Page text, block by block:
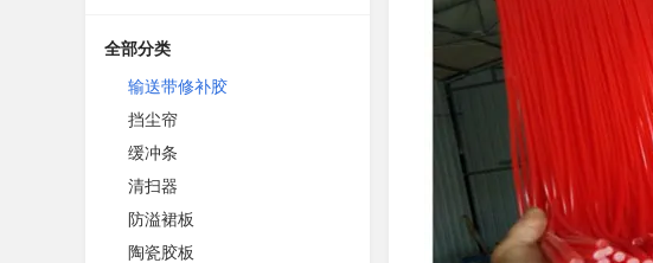
全部分类
输送带修补胶
挡尘帘
缓冲条
清扫器
防溢裙板
陶瓷胶板